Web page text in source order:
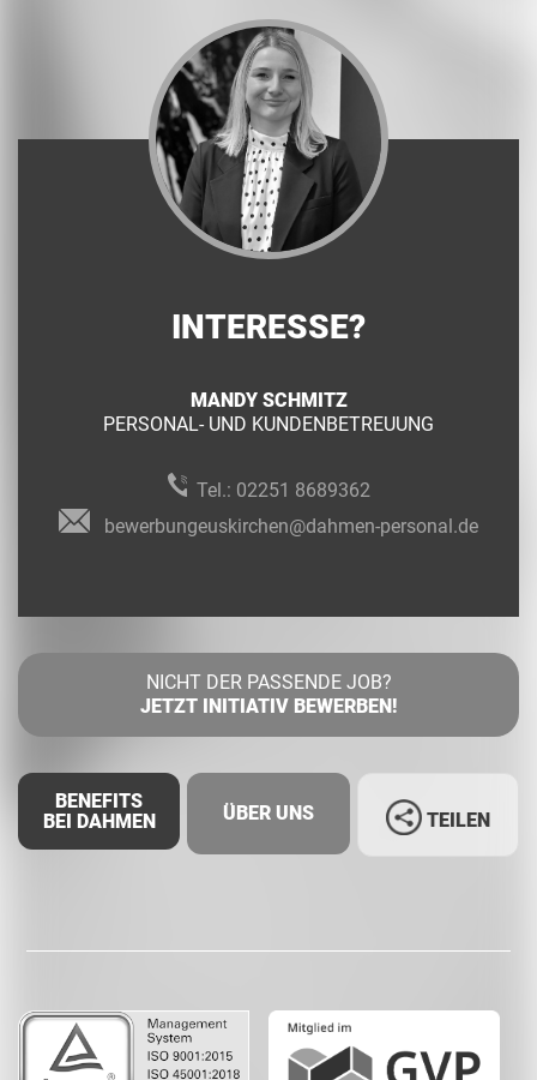
INTERESSE?
MANDY SCHMITZ
PERSONAL- UND KUNDENBETREUUNG
Tel.: 02251 8689362
bewerbungeuskirchen@dahmen-personal.de
NICHT DER PASSENDE JOB?
JETZT INITIATIV BEWERBEN!
BENEFITS
BEI DAHMEN
ÜBER UNS TEILEN